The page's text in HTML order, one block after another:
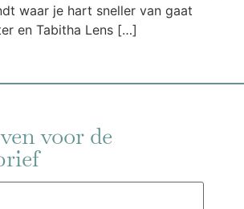
waar je hart sneller van gaat
en Tabitha Lens […]
voor de